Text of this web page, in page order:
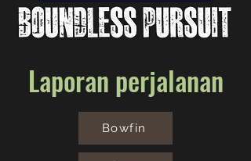
Laporan perjalanan
Bowfin